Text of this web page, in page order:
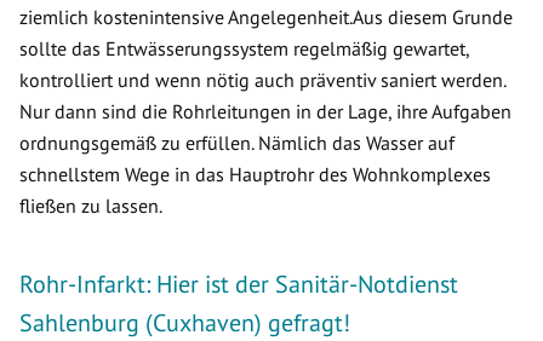
ziemlich kostenintensive Angelegenheit.Aus diesem Grunde
sollte das Entwässerungssystem regelmäßig gewartet,
kontrolliert und wenn nötig auch präventiv saniert werden.
Nur dann sind die Rohrleitungen in der Lage, ihre Aufgaben
ordnungsgemäß zu erfüllen. Nämlich das Wasser auf
schnellstem Wege in das Hauptrohr des Wohnkomplexes
fließen zu lassen.
Rohr-Infarkt: Hier ist der Sanitär-Notdienst
Sahlenburg (Cuxhaven) gefragt!